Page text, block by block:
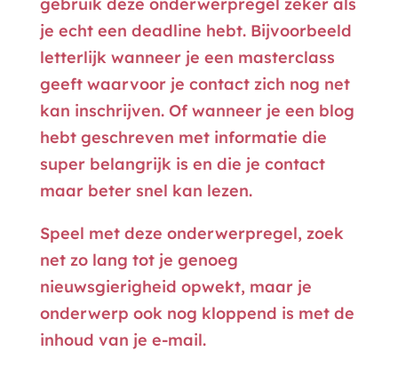
je echt een deadline hebt. Bijvoorbeeld
letterlijk wanneer je een masterclass
geeft waarvoor je contact zich nog net
kan inschrijven. Of wanneer je een blog
hebt geschreven met informatie die
super belangrijk is en die je contact
maar beter snel kan lezen.
Speel met deze onderwerpregel, zoek
net zo lang tot je genoeg
nieuwsgierigheid opwekt, maar je
onderwerp ook nog kloppend is met de
inhoud van je e-mail.